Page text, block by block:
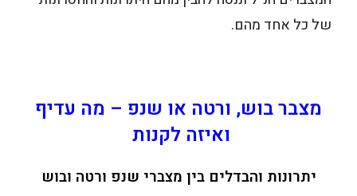
של כל אחד מהם.
מצבר בוש, ורטה או שנפ – מה עדיף
ואיזה לקנות
יתרונות והבדלים בין מצברי שנפ ורטה ובוש